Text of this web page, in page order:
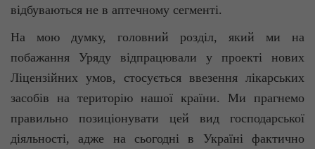
відбуваються не в аптечному сегменті.
На мою думку, головний розділ, який ми на
побажання Уряду відпрацювали у проекті нових
Ліцензійних умов, стосується ввезення лікарських
засобів на територію нашої країни. Ми прагнемо
правильно позиціонувати цей вид господарської
діяльності, адже на сьогодні в Україні фактично